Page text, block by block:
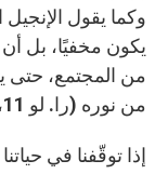
وكما يقول الإنجيل
يكون مخفيًا، بل
من المجتمع، حتى
من نوره (را. لو 11، 33).
إذا توقّفنا في